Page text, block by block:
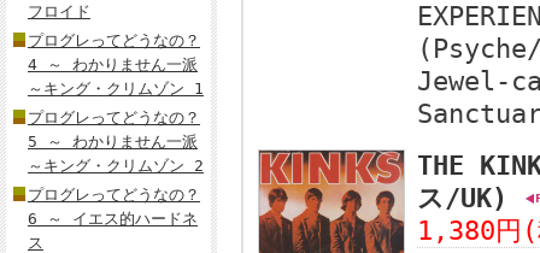
フロイド
プログレってどうなの？
4 ～ わかりません一派
～キング・クリムゾン 1
プログレってどうなの？
5 ～ わかりません一派
～キング・クリムゾン 2
プログレってどうなの？
6 ～ イエス的ハードネ
ス
Jewel-
THE
ス/UK)
1,380円